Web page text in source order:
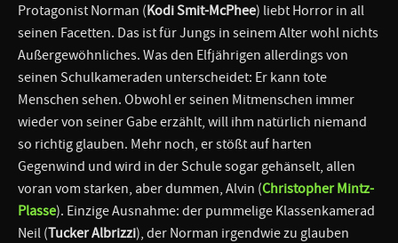
Protagonist Norman (Kodi Smit-McPhee) liebt Horror in all
seinen Facetten. Das ist für Jungs in seinem Alter wohl nichts
Außergewöhnliches. Was den Elfjährigen allerdings von
seinen Schulkameraden unterscheidet: Er kann tote
Menschen sehen. Obwohl er seinen Mitmenschen immer
wieder von seiner Gabe erzählt, will ihm natürlich niemand
so richtig glauben. Mehr noch, er stößt auf harten
Gegenwind und wird in der Schule sogar gehänselt, allen
voran vom starken, aber dummen, Alvin (Christopher Mintz-
Plasse). Einzige Ausnahme: der pummelige Klassenkamerad
Neil (Tucker Albrizzi), der Norman irgendwie zu glauben